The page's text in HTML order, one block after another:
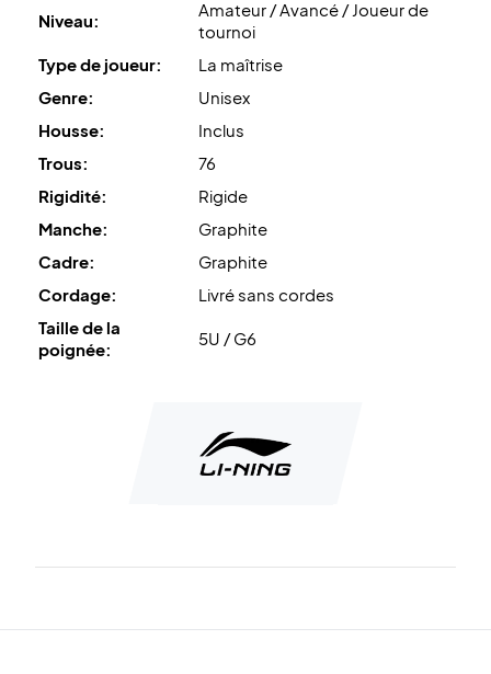
Niveau:
Amateur / Avancé / Joueur de
tournoi
Type de joueur:
La maîtrise
Genre:
Unisex
Housse:
Inclus
Trous:
76
Rigidité:
Rigide
Manche:
Graphite
Cadre:
Graphite
Cordage:
Livré sans cordes
Taille de la
poignée:
5U / G6